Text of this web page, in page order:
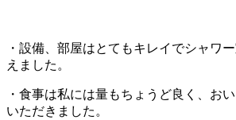
・設備、部屋はとてもキレイでシャワ
えました。
・食事は私には量もちょうど良く、お
いただきました。